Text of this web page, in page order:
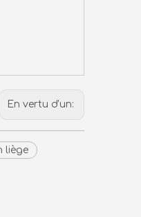
En vertu d'un:
liège